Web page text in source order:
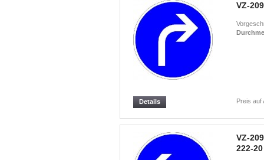
VZ-
Preis auf
Details
VZ-
222-20